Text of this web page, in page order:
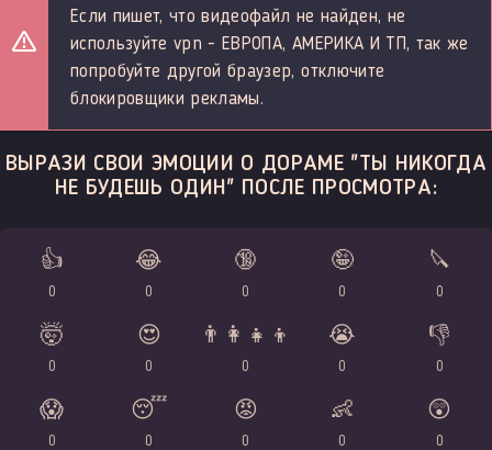
Если пишет, что видеофайл не найден, не
используйте vpn - ЕВРОПА, АМЕРИКА И ТП, так же
попробуйте другой браузер, отключите
блокировщики рекламы.
ВЫРАЗИ СВОИ ЭМОЦИИ О ДОРАМЕ "ТЫ НИКОГДА
НЕ БУДЕШЬ ОДИН" ПОСЛЕ ПРОСМОТРА:
👍
0
😂
0
🔞
0
🤪
0
🔪
0
🤯
0
😍
0
👨‍👩‍👧‍👦
0
😭
0
👎
0
😱
0
😴
0
😡
0
👶
0
😲
0